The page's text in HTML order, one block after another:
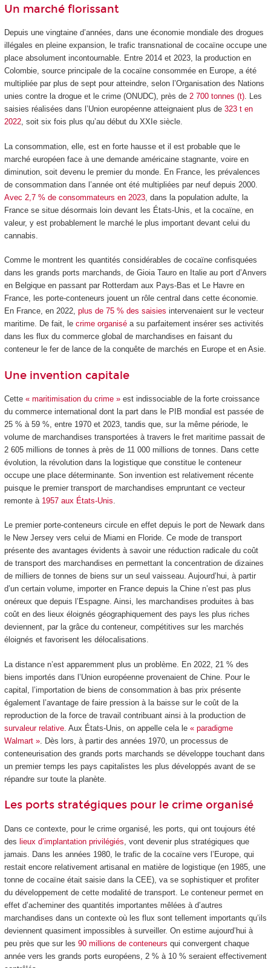
Un marché florissant
Depuis une vingtaine d’années, dans une économie mondiale des drogues
illégales en pleine expansion, le trafic transnational de cocaïne occupe une
place absolument incontournable. Entre 2014 et 2023, la production en
Colombie, source principale de la cocaïne consommée en Europe, a été
multipliée par plus de sept pour atteindre, selon l’Organisation des Nations
unies contre la drogue et le crime (ONUDC), près de 2 700 tonnes (t). Les
saisies réalisées dans l’Union européenne atteignaient plus de 323 t en
2022, soit six fois plus qu’au début du XXI esiècle.
La consommation, elle, est en forte hausse et il est probable que le
marché européen face à une demande américaine stagnante, voire en
diminution, soit devenu le premier du monde. En France, les prévalences
de consommation dans l’année ont été multipliées par neuf depuis 2000.
Avec 2,7 % de consommateurs en 2023, dans la population adulte, la
France se situe désormais loin devant les États-Unis, et la cocaïne, en
valeur, y est probablement le marché le plus important devant celui du
cannabis.
Comme le montrent les quantités considérables de cocaïne confisquées
dans les grands ports marchands, de Gioia Tauro en Italie au port d’Anvers
en Belgique en passant par Rotterdam aux Pays-Bas et Le Havre en
France, les porte-conteneurs jouent un rôle central dans cette économie.
En France, en 2022, plus de 75 % des saisies intervenaient sur le vecteur
maritime. De fait, le crime organiséa su parfaitement insérer ses activités
dans les flux du commerce global de marchandises en faisant du
conteneur le fer de lance de la conquête de marchés en Europe et en Asie.
Une invention capitale
Cette « maritimisation du crime »est indissociable de la forte croissance
du commerce international dont la part dans le PIB mondial est passée de
25 % à 59 %, entre 1970 et 2023, tandis que, sur la même période, le
volume de marchandises transportées à travers le fret maritime passait de
2 605 millions de tonnes à près de 11 000 millions de tonnes. Dans cette
évolution, la révolution dans la logistique que constitue le conteneur
occupe une place déterminante. Son invention est relativement récente
puisque le premier transport de marchandises empruntant ce vecteur
remonte à 1957 aux États-Unis
Le premier porte-conteneurs circule en effet depuis le port de Newark dans
le New Jersey vers celui de Miami en Floride. Ce mode de transport
présente des avantages évidents à savoir une réduction radicale du coût
de transport des marchandises en permettant la concentration de dizaines
de milliers de tonnes de biens sur un seul vaisseau. Aujourd’hui, à partir
d’un certain volume, importer en France depuis la Chine n’est pas plus
onéreux que depuis l’Espagne. Ainsi, les marchandises produites à bas
coût en des lieux éloignés géographiquement des pays les plus riches
deviennent, par la grâce du conteneur, compétitives sur les marchés
éloignés et favorisent les délocalisations.
La distance n’est apparemment plus un problème. En 2022, 21 % des
biens importés dans l’Union européenne provenaient de Chine. Pour le
capital, l’importation de biens de consommation à bas prix présente
également l’avantage de faire pression à la baisse sur le coût de la
reproduction de la force de travail contribuant ainsi à la production de
survaleur relative. Aux États-Unis, on appelle cela le « paradigme
Walmart ». Dès lors, à partir des années 1970, un processus de
conteneurisation des grands ports marchands se développe touchant dans
un premier temps les pays capitalistes les plus développés avant de se
répandre sur toute la planète.
Les ports stratégiques pour le crime organisé
Dans ce contexte, pour le crime organisé, les ports, qui ont toujours été
des lieux d’implantation privilégiés , vont devenir plus stratégiques que
jamais. Dans les années 1980, le trafic de la cocaïne vers l’Europe, qui
restait encore relativement artisanal en matière de logistique (en 1985, une
tonne de cocaïne était saisie dans la CEE), va se sophistiquer et profiter
du développement de cette modalité de transport. Le conteneur permet en
effet d’acheminer des quantités importantes mêlées à d’autres
marchandises dans un contexte où les flux sont tellement importants qu’ils
deviennent quasiment impossibles à surveiller. On estime aujourd’hui à
peu près que sur les 90 millions de conteneurs qui convergent chaque
année vers les grands ports européens, 2 % à 10 % seraient effectivement